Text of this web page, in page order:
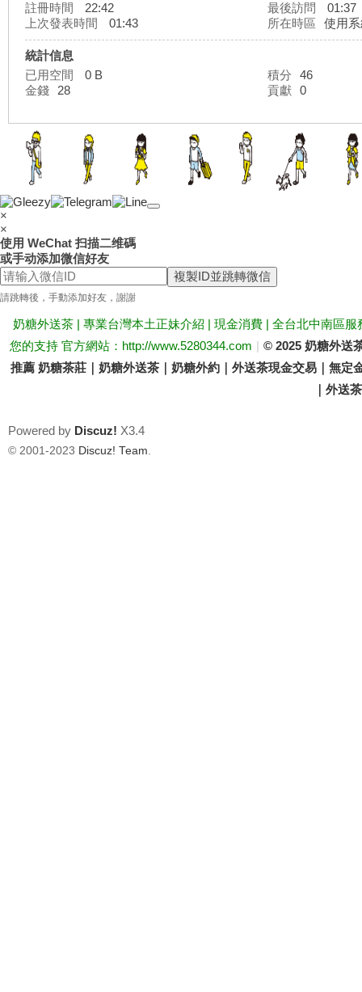
外
送
茶
註冊時間
22:42 最後訪問
01:37
上次發表時間
01:43 所在時區 使用
統計信息
已用空間
0 B 積分
46
金錢
28 貢獻 0
×
×
使用 WeChat 扫描二维碼
或手动添加微信好友
複製ID並跳轉微信
請跳轉後，手動添加好友，謝謝
奶糖外送茶 | 專業台灣本土正妹介紹 | 現金消費 | 全台北中南區
您的支持 官方網站：http://www.5280344.com | © 2025 奶糖外送
推薦 奶糖茶莊｜奶糖外送茶｜奶糖外約｜外送茶現金交易｜無
｜外送
Powered by Discuz! X3.4
© 2001-2023 Discuz! Team.